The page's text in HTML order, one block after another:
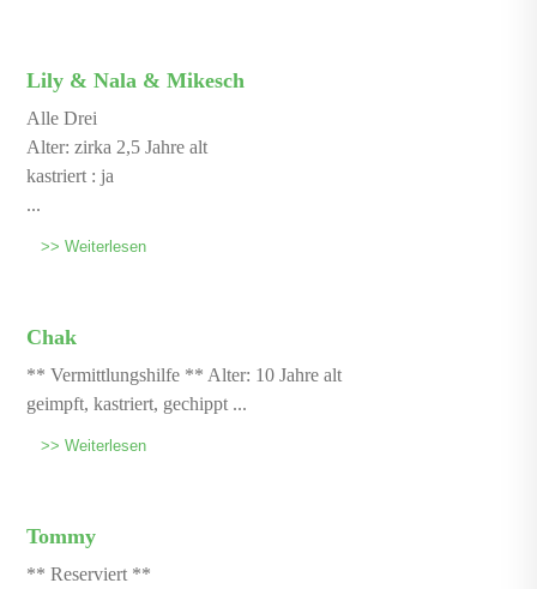
Lily & Nala & Mikesch
Alle Drei
Alter: zirka 2,5 Jahre alt
kastriert : ja
...
>> Weiterlesen
Chak
** Vermittlungshilfe ** Alter: 10 Jahre alt
geimpft, kastriert, gechippt ...
>> Weiterlesen
Tommy
** Reserviert **